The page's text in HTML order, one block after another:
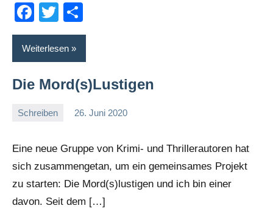
Facebook
Twitter
Weiterlesen
Die Mord(s)Lustigen
Schreiben 26. Juni 2020
Eine neue Gruppe von Krimi- und Thrillerautoren hat
sich zusammengetan, um ein gemeinsames Projekt
zu starten: Die Mord(s)lustigen und ich bin einer
davon. Seit dem […]